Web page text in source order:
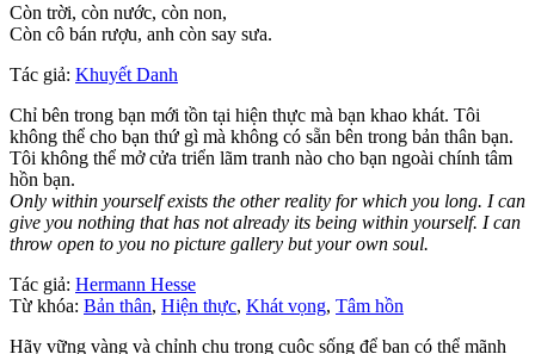
Còn trời, còn nước, còn non,
Còn cô bán rượu, anh còn say sưa.
Tác giả: Khuyết Danh
Chỉ bên trong bạn mới tồn tại hiện thực mà bạn khao khát. Tôi
không thể cho bạn thứ gì mà không có sẵn bên trong bản thân bạn.
Tôi không thể mở cửa triển lãm tranh nào cho bạn ngoài chính tâm
hồn bạn.
Only within yourself exists the other reality for which you long. I can
give you nothing that has not already its being within yourself. I can
throw open to you no picture gallery but your own soul.
Tác giả: Hermann Hesse
Từ khóa: Bản thân, Hiện thực, Khát vọng, Tâm hồn
Hãy vững vàng và chỉnh chu trong cuộc sống để bạn có thể mãnh